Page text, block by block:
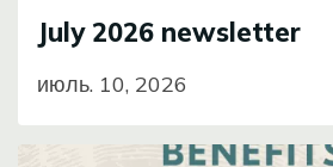
July 2026 newsletter
июль. 10, 2026